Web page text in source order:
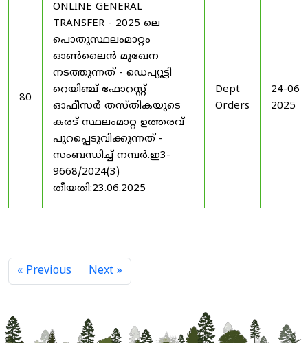
80
ONLINE GENERAL
TRANSFER - 2025 ലെ
പൊതുസ്ഥലംമാറ്റം
ഓൺലൈൻ മുഖേന
നടത്തുന്നത് - ഡെപ്യൂട്ടി
റെയിഞ്ച് ഫോറസ്റ്റ്
ഓഫീസർ തസ്തികയുടെ
കരട് സ്ഥലംമാറ്റ ഉത്തരവ്
പുറപ്പെടുവിക്കുന്നത് -
സംബന്ധിച്ച് നമ്പർ.ഇ3-
9668/2024(3)
തീയതി:23.06.2025
Dept
Orders
24-06-
2025
« Previous Next »